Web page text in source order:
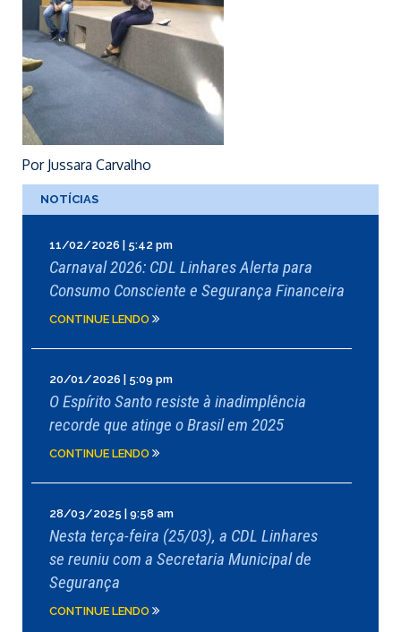
Por Jussara Carvalho
NOTÍCIAS
11/02/2026 | 5:42 pm
Carnaval 2026: CDL Linhares Alerta para
Consumo Consciente e Segurança Financeira
CONTINUE LENDO
20/01/2026 | 5:09 pm
O Espírito Santo resiste à inadimplência
recorde que atinge o Brasil em 2025
CONTINUE LENDO
28/03/2025 | 9:58 am
Nesta terça-feira (25/03), a CDL Linhares
se reuniu com a Secretaria Municipal de
Segurança
CONTINUE LENDO